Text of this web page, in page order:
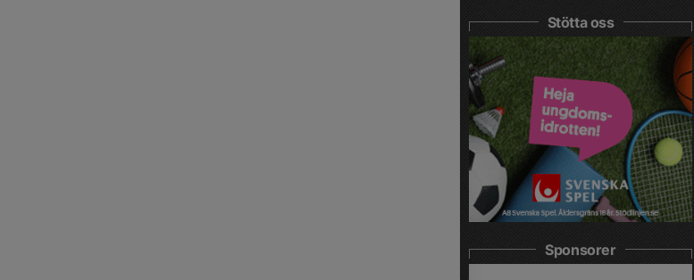
Stötta oss
Sponsorer